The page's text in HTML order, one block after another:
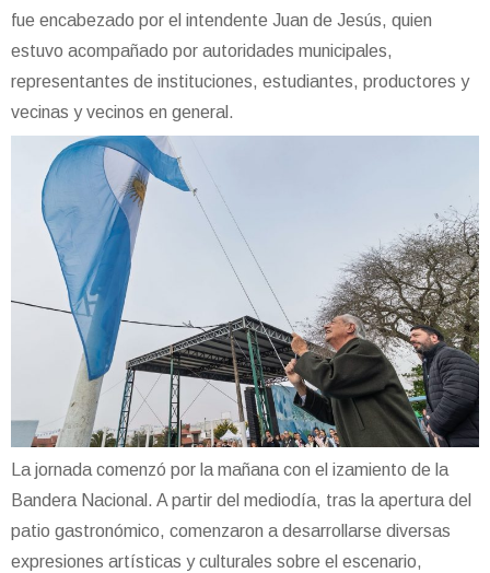
fue encabezado por el intendente Juan de Jesús, quien
estuvo acompañado por autoridades municipales,
representantes de instituciones, estudiantes, productores y
vecinas y vecinos en general.
La jornada comenzó por la mañana con el izamiento de la
Bandera Nacional. A partir del mediodía, tras la apertura del
patio gastronómico, comenzaron a desarrollarse diversas
expresiones artísticas y culturales sobre el escenario,